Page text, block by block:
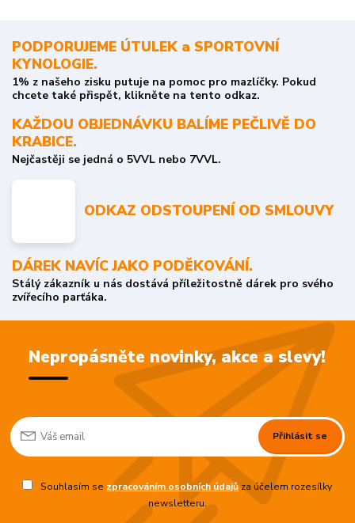
PODPORUJEME ÚTULEK a SPORTOVNÍ
KYNOLOGIE.
1% z našeho zisku putuje na pomoc pro mazlíčky. Pokud
chcete také přispět, klikněte na tento odkaz.
KAŽDOU OBJEDNÁVKU BALÍME PEČLIVĚ DO
KRABICE.
Nejčastěji se jedná o 5VVL nebo 7VVL.
ODKAZ ODSTOUPENÍ OD SMLOUVY
DÁREK NAVÍC JAKO PODĚKOVÁNÍ.
Stálý zákazník u nás dostává příležitostně dárek pro svého
zvířecího parťáka.
Nepropásněte novinky, akce a slevy!
Přihlásit se
Souhlasím se zpracováním osobních údajůza účelem rozesílky
newsletteru.